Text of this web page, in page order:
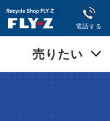
電話する
売りたい